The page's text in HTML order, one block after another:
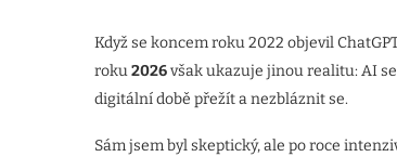
Když se koncem roku 2022 objevil
roku2026však ukazuje jinou realitu: AI
digitální době přežít a nezbláznit se.
Sám jsem byl skeptický, ale po roce